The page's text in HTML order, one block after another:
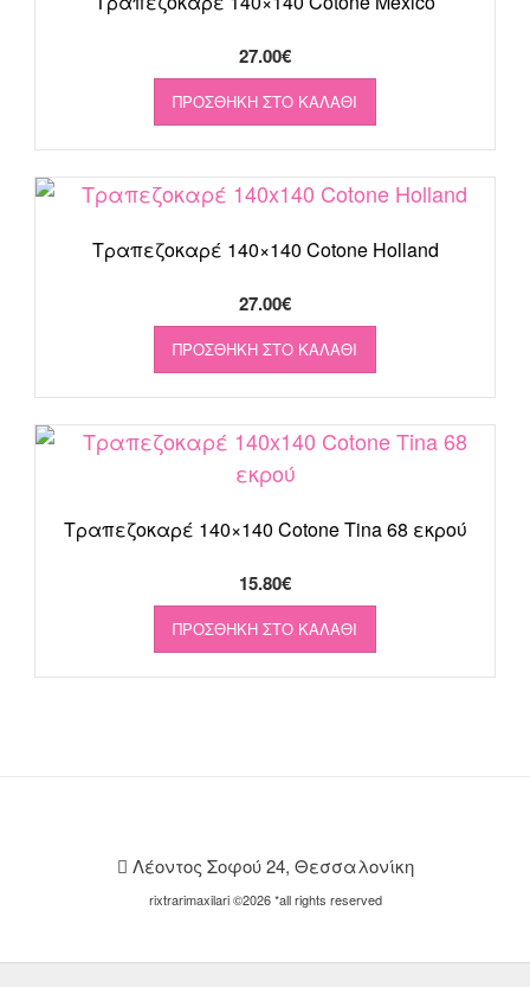
27.00€
ΠΡΟΣΘΉΚΗ ΣΤΟ ΚΑΛΆΘΙ
Τραπεζοκαρέ 140×140 Cotone Holland
27.00€
ΠΡΟΣΘΉΚΗ ΣΤΟ ΚΑΛΆΘΙ
Τραπεζοκαρέ 140×140 Cotone Tina 68 εκρού
15.80€
ΠΡΟΣΘΉΚΗ ΣΤΟ ΚΑΛΆΘΙ
Λέοντος Σοφού 24, Θεσσαλονίκη
rixtrarimaxilari ©2026 *all rights reserved